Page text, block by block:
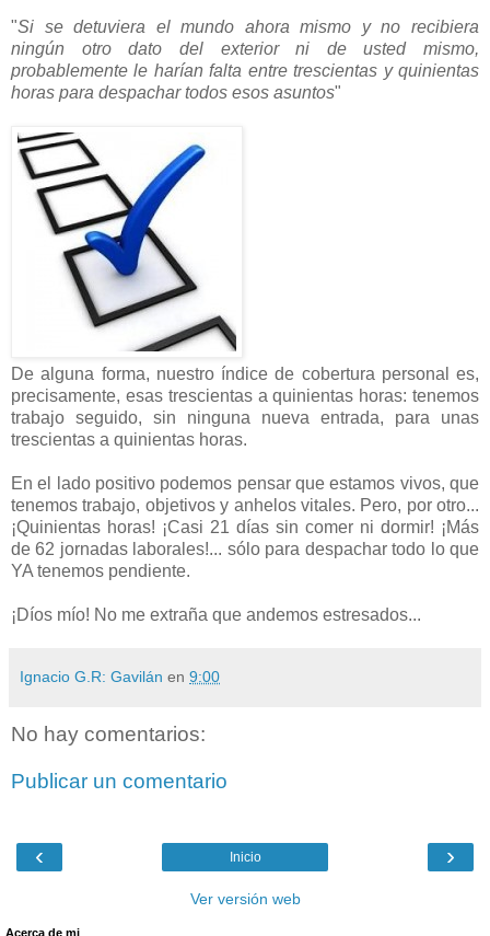
"Si se detuviera el mundo ahora mismo y no recibiera
ningún otro dato del exterior ni de usted mismo,
probablemente le harían falta entre trescientas y quinientas
horas para despachar todos esos asuntos"
De alguna forma, nuestro índice de cobertura personal es,
precisamente, esas trescientas a quinientas horas: tenemos
trabajo seguido, sin ninguna nueva entrada, para unas
trescientas a quinientas horas.
En el lado positivo podemos pensar que estamos vivos, que
tenemos trabajo, objetivos y anhelos vitales. Pero, por otro...
¡Quinientas horas! ¡Casi 21 días sin comer ni dormir! ¡Más
de 62 jornadas laborales!... sólo para despachar todo lo que
YA tenemos pendiente.
¡Díos mío! No me extraña que andemos estresados...
Ignacio G.R: Gavilán en 9:00
No hay comentarios:
Publicar un comentario
‹ ›
Inicio
Ver versión web
Acerca de mi